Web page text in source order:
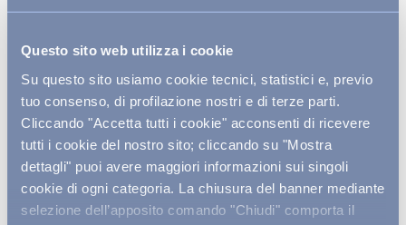
Questo sito web utilizza i cookie
Su questo sito usiamo cookie tecnici, statistici e, previo
tuo consenso, di profilazione nostri e di terze parti.
Cliccando "Accetta tutti i cookie" acconsenti di ricevere
tutti i cookie del nostro sito; cliccando su "Mostra
dettagli" puoi avere maggiori informazioni sui singoli
cookie di ogni categoria. La chiusura del banner mediante
selezione dell’apposito comando "Chiudi" comporta il
liberamente della sauna, del bagno turco e della
Jacuzzi delWellness Centerdel Resort.
Inoltre, per garantirti sempre ordine e pulizia, la
tua camera verrà riordinata ogni sera. In spiaggia,
ti faremo trovareun ombrellone e due lettini in
prima e seconda fila , a due passi dalla riva. E
non preoccuparti per i teli mare, provvederemo
noi a fornirtene di nuovi ogni giorno.